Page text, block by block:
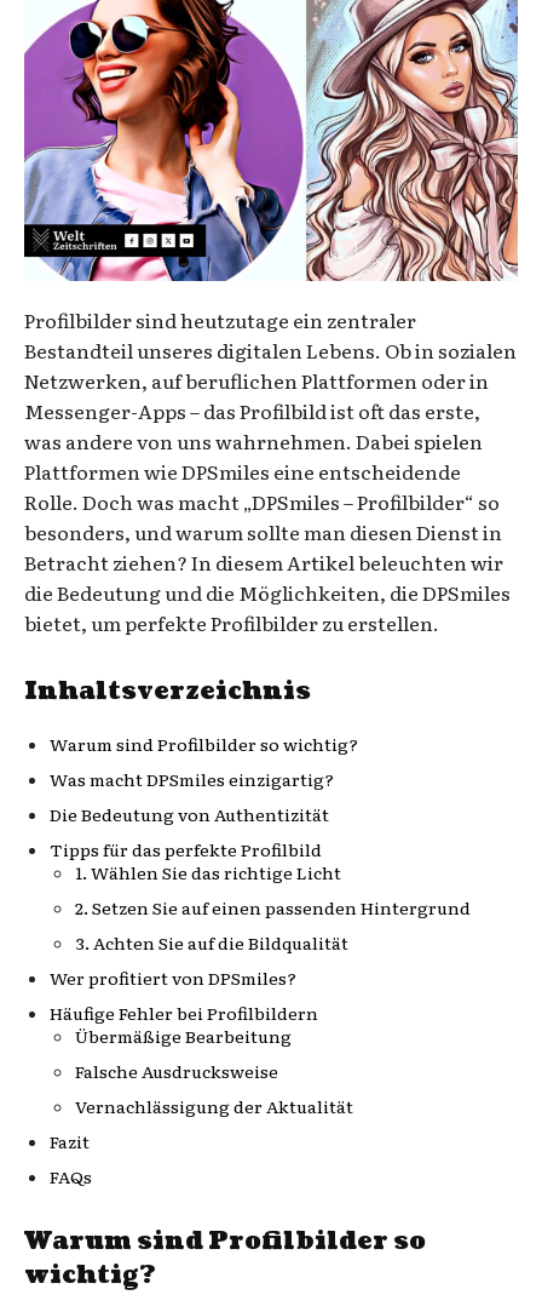
Profilbilder sind heutzutage ein zentraler
Bestandteil unseres digitalen Lebens. Ob in sozialen
Netzwerken, auf beruflichen Plattformen oder in
Messenger-Apps – das Profilbild ist oft das erste,
was andere von uns wahrnehmen. Dabei spielen
Plattformen wie DPSmiles eine entscheidende
Rolle. Doch was macht „DPSmiles – Profilbilder“ so
besonders, und warum sollte man diesen Dienst in
Betracht ziehen? In diesem Artikel beleuchten wir
die Bedeutung und die Möglichkeiten, die DPSmiles
bietet, um perfekte Profilbilder zu erstellen.
Inhaltsverzeichnis
Warum sind Profilbilder so wichtig?
Was macht DPSmiles einzigartig?
Die Bedeutung von Authentizität
Tipps für das perfekte Profilbild
1. Wählen Sie das richtige Licht
2. Setzen Sie auf einen passenden Hintergrund
3. Achten Sie auf die Bildqualität
Wer profitiert von DPSmiles?
Häufige Fehler bei Profilbildern
Übermäßige Bearbeitung
Falsche Ausdrucksweise
Vernachlässigung der Aktualität
Fazit
FAQs
Warum sind Profilbilder so
wichtig?